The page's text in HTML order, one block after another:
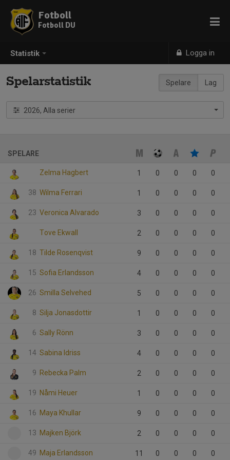
Statistik Logga in
Fotboll
Fotboll DU
Spelare Lag
Spelarstatistik
2026, Alla serier
SPELARE
Zelma Hagbert 1 0 0 0 0
38 Wilma Ferrari 1 0 0 0 0
23 Veronica Alvarado 3 0 0 0 0
Tove Ekwall 2 0 0 0 0
18 Tilde Rosenqvist 9 0 0 0 0
15 Sofia Erlandsson 4 0 0 0 0
26 Smilla Selvehed 5 0 0 0 0
8 Silja Jonasdottir 1 0 0 0 0
6 Sally Rönn 3 0 0 0 0
14 Sabina Idriss 4 0 0 0 0
9 Rebecka Palm 2 0 0 0 0
19 Nåmi Heuer 1 0 0 0 0
16 Maya Khullar 9 0 0 0 0
13 Majken Björk 2 0 0 0 0
49 Maja Erlandsson 11 0 0 0 0